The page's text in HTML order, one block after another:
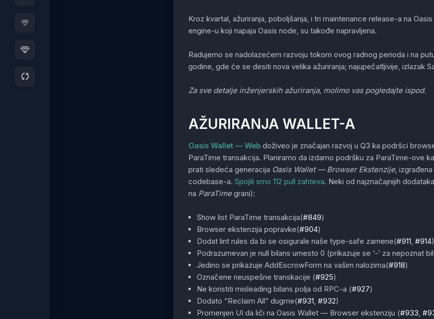
Kroz kvartal, ažuriranja, poboljšanja, i tri maintenance release-a na
engine-u koji napaja Oasis node, su takođe napravljena.
Radujemo se nadolazećem razvoju tokom ovog radnog perioda i na
godine, gde će se desiti nova velika ažuriranja; najupečatljivije, izlazak
Za sve detalje inženjerskih ažuriranja, molimo vas pogledajte ispod.
AŽURIRANJA WALLET-A
Oasis Wallet — Webdoživeo je značajan razvoj u Q3 ka podršci
ParaTime transakcija. Planiramo da izdamo podršku za ParaTime-ove
prati sledeća generacija Oasis Wallet — Browser Ekstenzije,
codebase-a. Spojili smo 112 pull zahteva. Neki od najznačajnijih
na ParaTimegrani):
Show list ParaTime transakcija(#849)
Browser ekstenzija popravke(#904)
Dodat lint rules da bi se osigurale naše type-safe zamene(#911 #914)
Podrazumevan je null bilans umesto 0 (prikazuje se ‘-’ za nepoznat
Jedino se prikazuje AddEscrowForm na vašim nalozima(#918)
Označene neuspešne transkacije (#925)
Ne koristiti misleading bilans polja od RPC-a (#927)
Dodato “Reclaim All” dugme(#931 #932)
Promenjen UI da liči na Oasis Wallet — Browser ekstenziju (#933